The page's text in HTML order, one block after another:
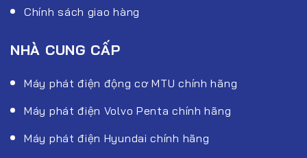
Chính sách giao hàng
NHÀ CUNG CẤP
Máy phát điện động cơ MTU chính hãng
Máy phát điện Volvo Penta chính hãng
Máy phát điện Hyundai chính hãng